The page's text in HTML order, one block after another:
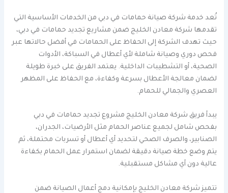
تُعد خدمة شركة صيانة حمامات في دبي من الخدمات الأساسية التي
تقدمها شركة معادن الخليج ضمن مشاريع تجديد حمامات في دبي،
حيث تهدف الشركة إلى الحفاظ على الحمامات في أفضل حالاتها عبر
فحص دوري وصيانة شاملة لأي أعطال في السباكة، الأدوات
الصحية، أو التشطيبات الداخلية. يعتمد الفريق على خبرة طويلة
لضمان معالجة الأعطال بسرعة وكفاءة، مع الحفاظ على المظهر
العصري والجمالي للحمام.
يبدأ فريق شركة معادن الخليج مشروع تجديد حمامات في دبي
بفحص شامل لجميع عناصر الحمام مثل الأرضيات، الجدران،
الصنابير، والصرف الصحي لتحديد أي أعطال أو تسربات محتملة، ثم
يتم وضع خطة صيانة دقيقة لضمان استمرار عمل الحمام بكفاءة
عالية دون أي مشاكل مستقبلية.
تتميز شركة معادن الخليج بإمكانية دمج أعمال الصيانة ضمن